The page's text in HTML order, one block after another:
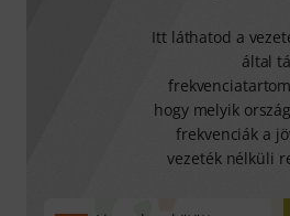
Itt láthatod a
által
hogy melyik
frekvenciák a
vezeték nélküli